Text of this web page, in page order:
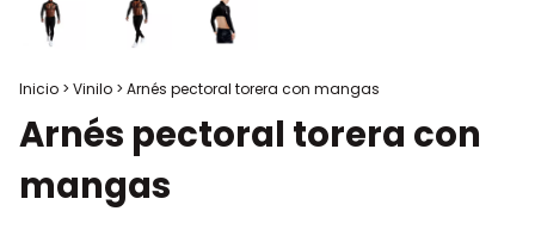
Inicio > Vinilo > Arnés pectoral torera con mangas
Arnés pectoral torera con
mangas